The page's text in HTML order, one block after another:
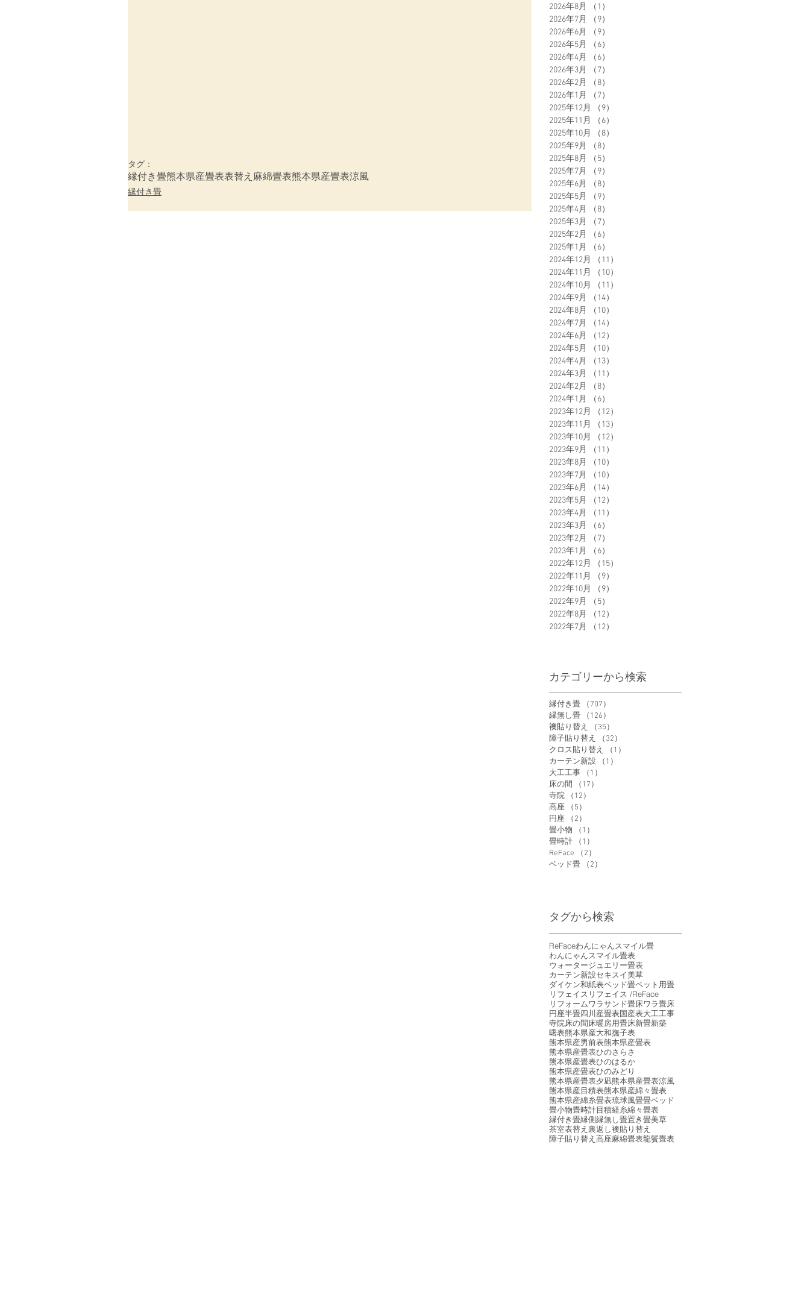
タグ：
縁付き畳熊本県産畳表表替え麻綿畳表熊本県産畳表涼風
縁付き畳
2026年8月 （1）
2026年7月
（9）
2026年6月
（9）
2026年5月
（6）
2026年4月
（6）
2026年3月
（7）
2026年2月
（8）
2026年1月
（7）
2025年12月
（9）
2025年11月
（6）
2025年10月
（8）
2025年9月
（8）
2025年8月
（5）
2025年7月
（9）
2025年6月
（8）
2025年5月
（9）
2025年4月
（8）
2025年3月
（7）
2025年2月
（6）
2025年1月
（6）
2024年12月
（11）
2024年11月
（10）
2024年10月
（11）
2024年9月
（14）
2024年8月
（10）
2024年7月
（14）
2024年6月
（12）
2024年5月
（10）
2024年4月
（13）
2024年3月
（11）
2024年2月
（8）
2024年1月
（6）
2023年12月
（12）
2023年11月
（13）
2023年10月
（12）
2023年9月
（11）
2023年8月
（10）
2023年7月
（10）
2023年6月
（14）
2023年5月
（12）
2023年4月
（11）
2023年3月
（6）
2023年2月
（7）
2023年1月
（6）
2022年12月
（15）
2022年11月
（9）
2022年10月
（9）
2022年9月
（5）
2022年8月
（12）
2022年7月
（12）
カテゴリーから検索
縁付き畳 （707）
縁無し畳
（126）
襖貼り替え
（35）
障子貼り替え
（32）
クロス貼り替え
（1）
カーテン新設
（1）
大工工事
（1）
床の間
（17）
寺院
（12）
高座
（5）
円座
（2）
畳小物
（1）
畳時計
（1）
ReFace
（2）
ベッド畳
（2）
タグから検索
ReFaceわんにゃんスマイル畳
わんにゃんスマイル畳表
ウォータージュエリー畳表
カーテン新設セキスイ美草
ダイケン和紙表ベッド畳ペット用畳
リフェイス リフェイス /ReFace
リフォームワラサンド畳床ワラ畳床
円座半畳四川産畳表国産表大工工事
寺院床の間床暖房用畳床新畳新築
曙表熊本県産大和撫子表
熊本県産男前表熊本県産畳表
熊本県産畳表ひのさらさ
熊本県産畳表ひのはるか
熊本県産畳表ひのみどり
熊本県産畳表夕凪熊本県産畳表涼風
熊本県産目積表熊本県産綿々畳表
熊本県産綿糸畳表琉球風畳畳ベッド
畳小物畳時計目積経糸綿々畳表
縁付き畳縁側縁無し畳置き畳美草
茶室表替え 裏返し襖貼り替え
障子貼り替え 高座麻綿畳表龍鬢畳表